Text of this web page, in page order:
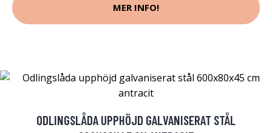
MER INFO!
ODLINGSLÅDA UPPHÖJD GALVANISERAT STÅL